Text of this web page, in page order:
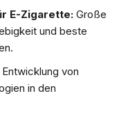
E-Zigarette: Große
und beste
Entwicklung von
in den